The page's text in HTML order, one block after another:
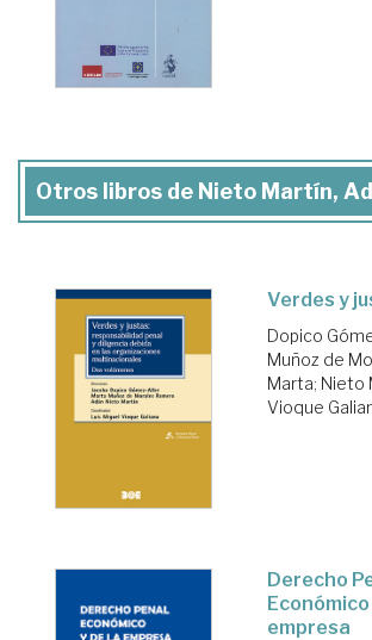
Otros libros de Nieto Martín,
Verdes y
Dopico
Muñoz de
Marta; Nieto
Vioque
Derecho
Económico
empresa